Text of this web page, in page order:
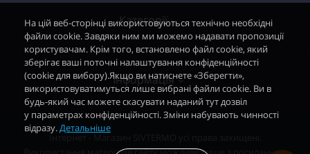
Категорії
Водонагрівачі електричні
Димохідні газові колонки
Димохідні газові котли і АОГВ
Радіатори опалення, Тепловентилятори
Інформація
Інтернет - Магазин SIVTERMO усі права захищені.
На цій веб-сторінці використовуються технічно необхідні
файли cookie. Завдяки ним ми можемо надавати пропозиції
користувачам. Крім того, встановлено файл cookie, який
зберігає ваші поточні налаштування конфіденційності
(cookie для вибору).Якщо ви натиснете «Зберегти»,
використовуватимуться лише вибрані файли cookie. Ви в
будь-який час можете скасувати наданий тут дозвіл
у параметрах конфіденційності. Зміни набувають чинності
відразу.Детальніше